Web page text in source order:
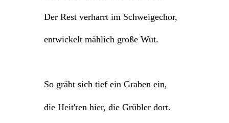
Der Rest verharrt im Schweigechor,
entwickelt mählich große Wut.
So gräbt sich tief ein Graben ein,
die Heit'ren hier, die Grübler dort.